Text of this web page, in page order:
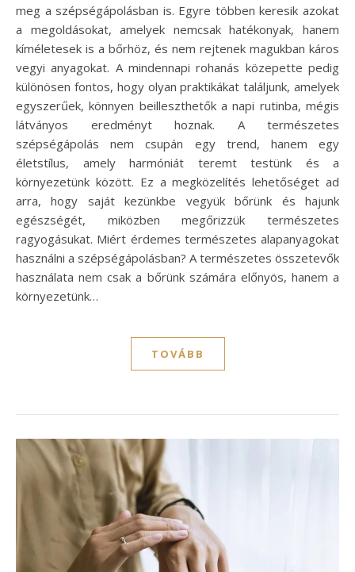
meg a szépségápolásban is. Egyre többen keresik azokat
a megoldásokat, amelyek nemcsak hatékonyak, hanem
kíméletesek is a bőrhöz, és nem rejtenek magukban káros
vegyi anyagokat. A mindennapi rohanás közepette pedig
különösen fontos, hogy olyan praktikákat találjunk, amelyek
egyszerűek, könnyen beilleszthetők a napi rutinba, mégis
látványos eredményt hoznak. A természetes
szépségápolás nem csupán egy trend, hanem egy
életstílus, amely harmóniát teremt testünk és a
környezetünk között. Ez a megközelítés lehetőséget ad
arra, hogy saját kezünkbe vegyük bőrünk és hajunk
egészségét, miközben megőrizzük természetes
ragyogásukat. Miért érdemes természetes alapanyagokat
használni a szépségápolásban? A természetes összetevők
használata nem csak a bőrünk számára előnyös, hanem a
környezetünk…
TOVÁBB